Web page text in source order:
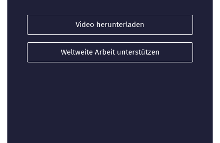
Video herunterladen
Weltweite Arbeit unterstützen